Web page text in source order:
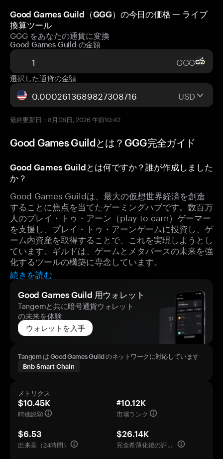
Good Games Guild（GGG）の今日の価格 — ライブ
換算ツール
GGG をあなたの通貨に変換
Good Games Guild の金額
GGG
選択した通貨の金額
USD
最終更新日：8月08日, 2026 午前10:42
Good Games Guildとは？GGG完全ガイド
Good Games Guildとは何ですか？誰が作成しました
か？
Good Games Guildは、最大の仮想世界経済を創造
することに焦点を当てたゲーミングハブです。数百万
人のプレイ・トゥ・アーン（play-to-earn）ゲーマー
を支援し、プレイ・トゥ・アーンゲームに投資し、ゲ
ーム内資産を取得することで、これを実現しようとし
ています。ギルドは、ゲームとメタバースの未来を強
化するツールの構築に専念しています。
続きを読む
Good Games Guild 用ウォレット
Tangemと共に暗号通貨ウォレット
の未来を体験
ウォレットを入手
Tangem は Good Games Guild のネットワークに対応しています
Bnb Smart Chain
メトリクス
$10.45K
時価総額
#10.12K
市場ランク
$6.53
出来高（24時間）
$26.14K
完全希薄化後の評価額